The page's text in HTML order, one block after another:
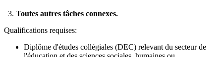
3. Toutes autres tâches connexes.
Qualifications requises:
Diplôme d'études collégiales (DEC) relevant du secteur de